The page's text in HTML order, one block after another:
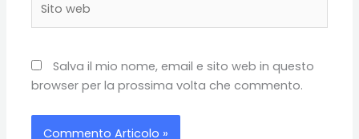
web
Salva il mio nome, email e sito web in questo
browser per la prossima volta che commento.